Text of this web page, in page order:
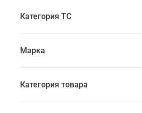
Категория ТС
Марка
Категория товара